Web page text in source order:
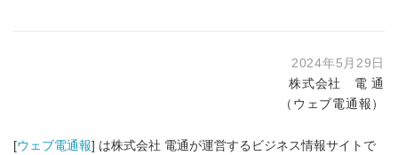
2024年5月29日
株式会社 電 通
（ウェブ電通報）
[ウェブ電通報] は株式会社 電通が運営するビジネス情報サイトで